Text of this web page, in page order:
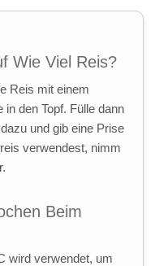
Wie Viel Reis?
Reis mit einem
den Topf. Fülle dann
und gib eine Prise
verwendest, nimm
Beim
wird verwendet, um